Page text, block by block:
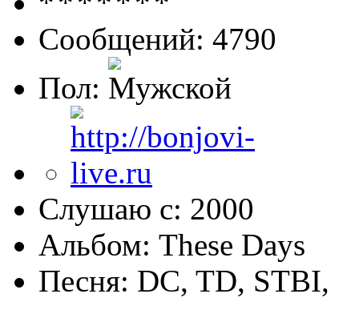
Сообщений: 4790
Пол:
Слушаю с: 2000
Альбом: These Days
Песня: DC, TD, STBI,